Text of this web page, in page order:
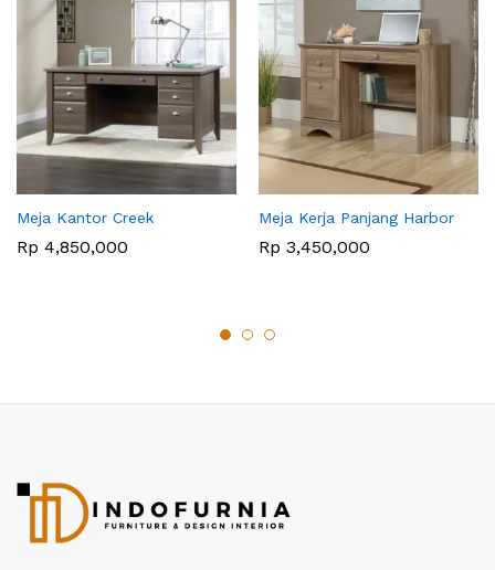
Meja Kantor Creek
Rp 4,850,000
Meja Kerja Panjang Harbor
Rp 3,450,000